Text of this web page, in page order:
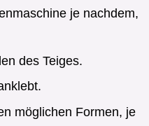
je nachdem,
des Teiges.
möglichen Formen, je